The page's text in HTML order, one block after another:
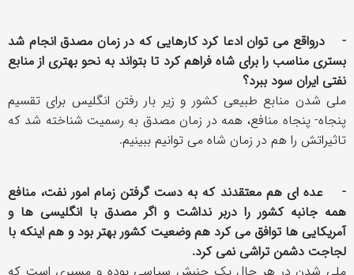
- درواقع می توان ادعا کرد کارهایی که در زمان مصدق انجام شد
بستری مناسب را برای شاه فراهم کرد تا بتواند به نحو بهتری از منابع
نفتی ایران سود ببرد؟
ملی شدن منابع طبیعی کشور و زیر بار رفتن انگلیس برای تقسیم
پنجاه- پنجاه منافع، همه در زمان مصدق به رسمیت شناخته شد که
تاثیراتش را هم در زمان شاه می توانیم ببینیم.
- عده ای هم معتقدند که به دست گرفتن زمام امور نفت، منافع
همه جانبه کشور را دربر نداشت و اگر مصدق با انگلیسی ها و
آمریکایی ها توافق می کرد هم وضعیت کشور بهتر بود و هم اینکه با
لجاجت دشمن تراشی نمی کرد.